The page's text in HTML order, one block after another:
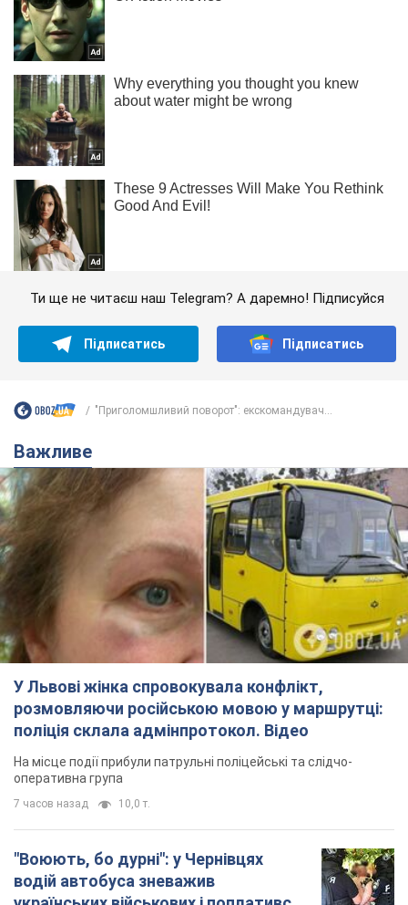
Ти ще не читаєш наш Telegram? А даремно! Підписуйся
Підписатись Підписатись
"Приголомшливий поворот": екскомандувач...
Важливе
У Львові жінка спровокувала конфлікт,
розмовляючи російською мовою у маршрутці:
поліція склала адмінпротокол. Відео
На місце події прибули патрульні поліцейські та слідчо-
оперативна група
7 часов назад 10,0 т.
"Воюють, бо дурні": у Чернівцях
водій автобуса зневажив